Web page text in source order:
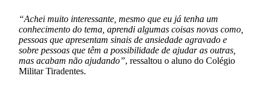
“Achei muito interessante, mesmo que eu já tenha um
conhecimento do tema, aprendi algumas coisas novas como,
pessoas que apresentam sinais de ansiedade agravado e
sobre pessoas que têm a possibilidade de ajudar as outras,
mas acabam não ajudando”, ressaltou o aluno do Colégio
Militar Tiradentes.